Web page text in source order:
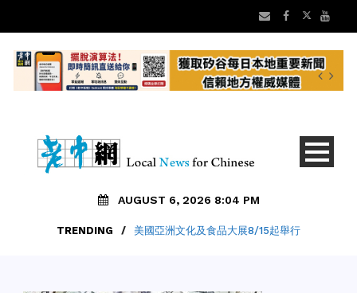
AUGUST 6, 2026 8:04 PM
TRENDING / 美國亞洲文化及食品大展8/15起舉行